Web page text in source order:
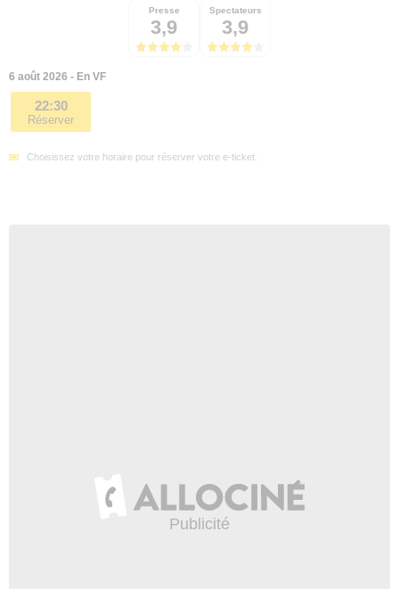
Presse
3,9
Spectateurs
3,9
6 août 2026 - En VF
22:30
Réserver
Choisissez votre horaire pour réserver votre e-ticket.